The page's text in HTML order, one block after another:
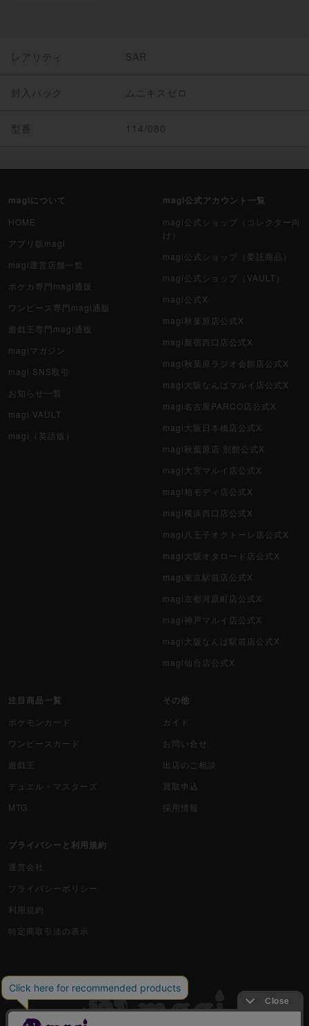
レアリティ SAR
封入パック ムニキスゼロ
型番 114/080
magiについて
HOME
アプリ版magi
magi運営店舗一覧
ポケカ専門magi通販
ワンピース専門magi通販
遊戯王専門magi通販
magiマガジン
magi SNS取引
お知らせ一覧
magi VAULT
magi（英語版）
magi公式アカウント一覧
magi公式ショップ（コレクター向
け）
magi公式ショップ（委託商品）
magi公式ショップ（VAULT）
magi公式X
magi秋葉原店公式X
magi新宿西口店公式X
magi秋葉原ラジオ会館店公式X
magi大阪なんばマルイ店公式X
magi名古屋PARCO店公式X
magi大阪日本橋店公式X
magi秋葉原店 別館公式X
magi大宮マルイ店公式X
magi柏モディ店公式X
magi横浜西口店公式X
magi八王子オクトーレ店公式X
magi大阪オタロード店公式X
magi東京駅前店公式X
magi京都河原町店公式X
magi神戸マルイ店公式X
magi大阪なんば駅前店公式X
magi仙台店公式X
注目商品一覧
ポケモンカード
ワンピースカード
遊戯王
デュエル・マスターズ
MTG
その他
ガイド
お問い合せ
出店のご相談
買取申込
採用情報
プライバシーと利用規約
運営会社
プライバシーポリシー
利用規約
特定商取引法の表示